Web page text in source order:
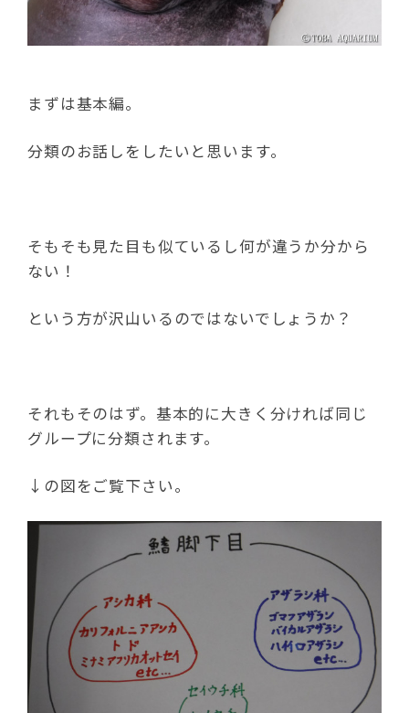
まずは基本編。
分類のお話しをしたいと思います。
そもそも見た目も似ているし何が違うか分から
ない！
という方が沢山いるのではないでしょうか？
それもそのはず。基本的に大きく分ければ同じ
グループに分類されます。
↓の図をご覧下さい。